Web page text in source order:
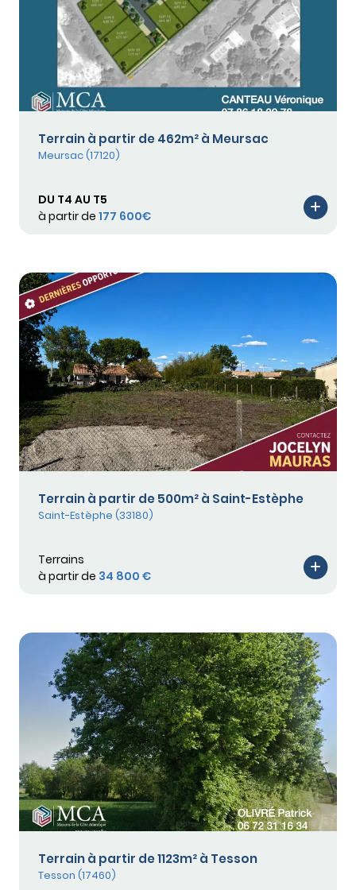
Terrain à partir de 462m² à Meursac
Meursac (17120)
DU T4 AU T5
à partir de 177 600€
Terrain à partir de 500m² à Saint-Estèphe
Saint-Estèphe (33180)
Terrains
à partir de 34 800 €
Terrain à partir de 1123m² à Tesson
Tesson (17460)